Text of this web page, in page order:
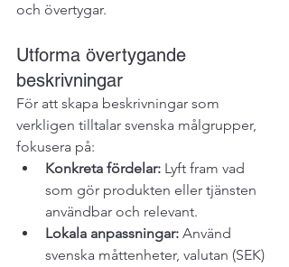
och övertygar.
Utforma övertygande
beskrivningar
För att skapa beskrivningar som
verkligen tilltalar svenska målgrupper,
fokusera på:
Konkreta fördelar: Lyft fram vad
som gör produkten eller tjänsten
användbar och relevant.
Lokala anpassningar: Använd
svenska måttenheter, valutan (SEK)